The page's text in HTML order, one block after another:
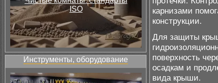
ISO
Инструменты, оборудование
карнизами
конструкции.
Для защиты
поверхность
осадкам и
вида крыши.